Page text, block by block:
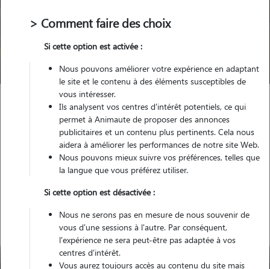
Pour quel animal ?
Trouver mon Pet Sitter
Garde animaux France Occitanie
Hérault
Lignan-sur-Orb
Nos gardiens à Lignan-sur-Orb
> Comment faire des choix
Si cette option est activée :
Nous pouvons améliorer votre expérience en adaptant
le site et le contenu à des éléments susceptibles de
vous intéresser.
Ils analysent vos centres d'intérêt potentiels, ce qui
permet à Animaute de proposer des annonces
publicitaires et un contenu plus pertinents. Cela nous
aidera à améliorer les performances de notre site Web.
Nous pouvons mieux suivre vos préférences, telles que
la langue que vous préférez utiliser.
Si cette option est désactivée :
Nous ne serons pas en mesure de nous souvenir de
vous d'une sessions à l'autre. Par conséquent,
l'expérience ne sera peut-être pas adaptée à vos
centres d'intérêt.
Vous aurez toujours accès au contenu du site mais